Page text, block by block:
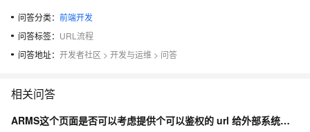
问答分类： 前端开发
问答标签： URL流程
问答地址： 开发者社区 > 开发与运维 > 问答
相关问答
ARMS这个页面是否可以考虑提供个可以鉴权的 url 给外部系统嵌入?